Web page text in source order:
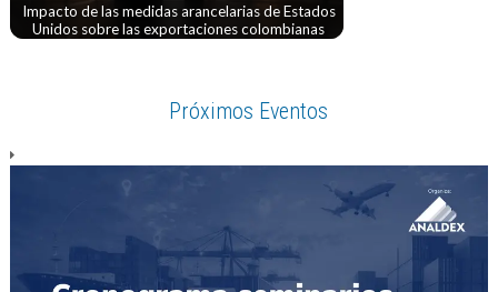
Impacto de las medidas arancelarias de Estados
Unidos sobre las exportaciones colombianas
Próximos Eventos